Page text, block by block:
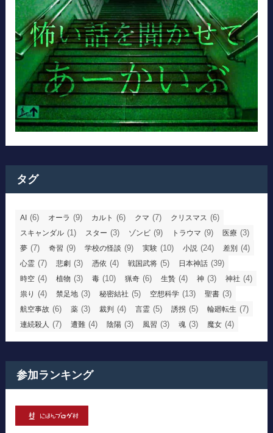
タグ
AI (6) オーラ (9) カルト (6) クマ (7) クリスマス (6)
スキャンダル (1) スター (3) ゾンビ (9) トラウマ (9) 医療 (3)
夢 (7) 奇習 (9) 学校の怪談 (9) 実験 (10) 小説 (24) 差別 (4)
心霊 (7) 悲劇 (3) 憑依 (4) 戦国武将 (5) 日本神話 (39)
時空 (4) 植物 (3) 毒 (10) 猟奇 (6) 生贄 (4) 神 (3) 神社 (4)
祟り (4) 禁足地 (3) 秘密結社 (5) 空想科学 (13) 聖書 (3)
航空事故 (6) 薬 (3) 裁判 (4) 言霊 (5) 誘拐 (5) 輪廻転生 (7)
連続殺人 (7) 遭難 (4) 陰陽 (3) 風習 (3) 魂 (3) 魔女 (4)
参加ランキング